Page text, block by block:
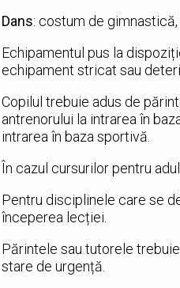
Dans: costum de
Echipamentul pus la
echipament stricat sau
Copilul trebuie adus de
antrenorului la intrarea în
intrarea în baza sportivă.
În cazul cursurilor pentru
Pentru disciplinele care se
începerea lecției.
Părintele sau tutorele
stare de urgență.